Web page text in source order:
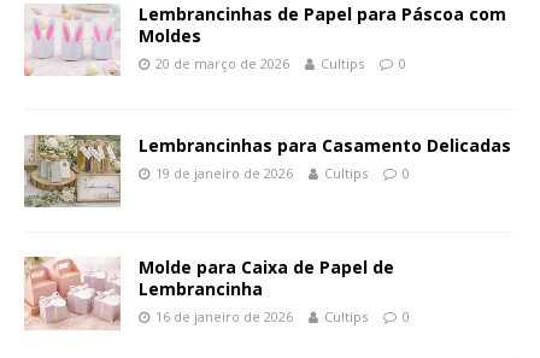
Lembrancinhas de Papel para Páscoa com
Moldes
20 de março de 2026 Cultips 0
Lembrancinhas para Casamento Delicadas
19 de janeiro de 2026 Cultips 0
Molde para Caixa de Papel de
Lembrancinha
16 de janeiro de 2026 Cultips 0